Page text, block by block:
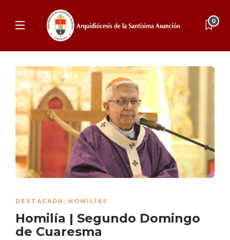
0
DESTACADA, HOMILÍAS
Homilía | Segundo Domingo
de Cuaresma